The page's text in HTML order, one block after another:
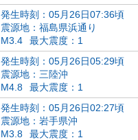
発生時刻：05月26日07:36頃
震源地：福島県浜通り
M3.4
最大震度：1
発生時刻：05月26日05:29頃
震源地：三陸沖
M4.8
最大震度：1
発生時刻：05月26日02:27頃
震源地：岩手県沖
M3.8
最大震度：1